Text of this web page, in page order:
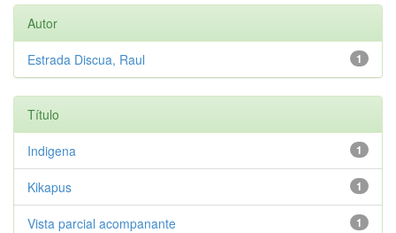
Autor
1
Estrada Discua, Raul
Título
1
Indigena
1
Kikapus
1
Vista parcial acompanante